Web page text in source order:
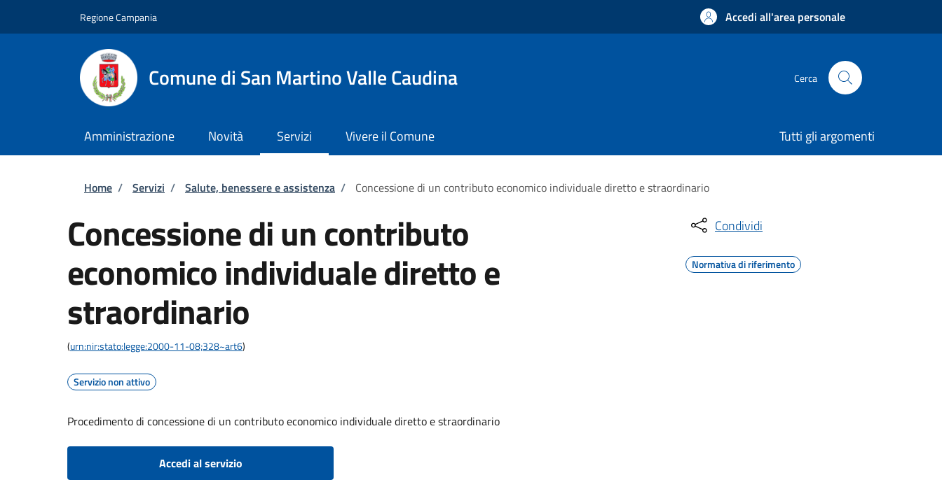
Regione Campania Accedi all'area personale
Comune di San Martino Valle Caudina Cerca
Amministrazione Novità Servizi Vivere il Comune Tutti gli argomenti
Briciole di pane
Home / Servizi / Salute, benessere e assistenza / Concessione di un contributo economico individuale diretto e straordinario
Concessione di un contributo
economico individuale diretto e
straordinario
(urn:nir:stato:legge:2000-11-08;328~art6)
Servizio non attivo
Procedimento di concessione di un contributo economico individuale diretto e straordinario
Accedi al servizio
Condividi
Normativa di riferimento